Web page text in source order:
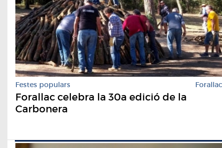
Festes populars Forallac
Forallac celebra la 30a edició de la
Carbonera